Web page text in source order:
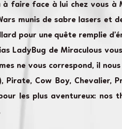
à faire face à lui chez vous
munis de sabre lasers et
pour une quête remplie
LadyBug de Miraculous
ne vous correspond, il
Cow Boy, Chevalier,
les plus aventureux: